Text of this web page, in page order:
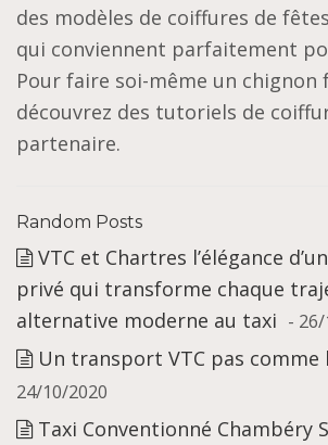
des modèles de coiffures de
qui conviennent parfaitement
Pour faire soi-même un chignon
découvrez des tutoriels de
partenaire.
Random Posts
VTC et Chartres l’élégance
privé qui transforme chaque
alternative moderne au taxi -
Un transport VTC pas comme
24/10/2020
Taxi Conventionné Chambéry